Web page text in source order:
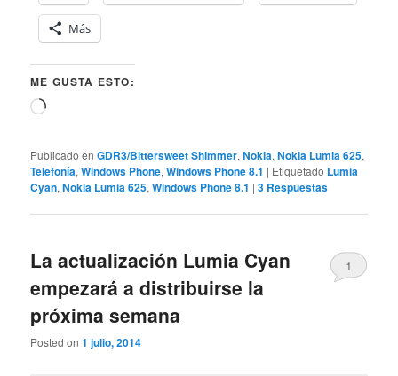
Más
ME GUSTA ESTO:
Cargando...
Publicado en GDR3/Bittersweet Shimmer,Nokia,Nokia Lumia 625,
Telefonía,Windows Phone,Windows Phone 8.1 | Etiquetado Lumia
Cyan,Nokia Lumia 625,Windows Phone 8.1 |3 Respuestas
La actualización Lumia Cyan
empezará a distribuirse la
próxima semana
Posted on1 julio, 2014
1